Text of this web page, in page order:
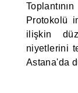
Protokolü
ilişkin
niyetlerini
Astana'da